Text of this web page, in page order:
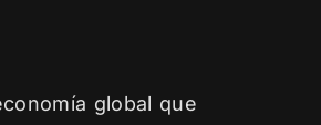
global que